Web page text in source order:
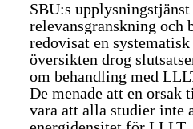
SBU:s
relevansgranskning och
redovisat en
översikten drog
om behandling med
De menade att en
vara att alla studier inte